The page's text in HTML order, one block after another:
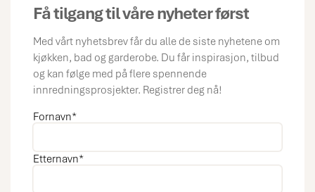
Få tilgang til våre nyheter først
Med vårt nyhetsbrev får du alle de siste nyhetene om
kjøkken, bad og garderobe. Du får inspirasjon, tilbud
og kan følge med på flere spennende
innredningsprosjekter. Registrer deg nå!
Fornavn*
Etternavn*